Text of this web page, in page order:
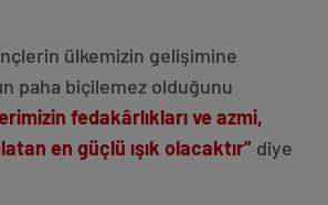
ülkemizin gelişimine
paha biçilemez olduğunu
fedakârlıkları ve azmi,
en güçlü ışık olacaktır” diye